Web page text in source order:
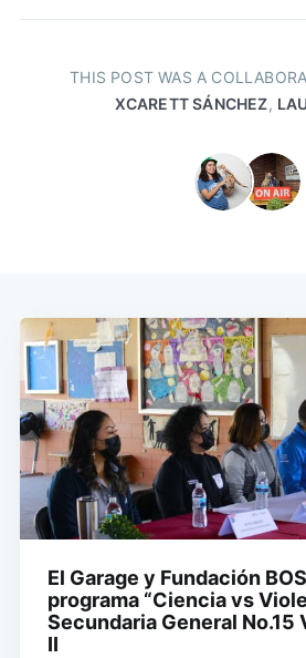
THIS POST WAS A
XCARETT SÁNCHEZ,
El Garage y Fundación
programa “Ciencia vs
Secundaria General No.15
II